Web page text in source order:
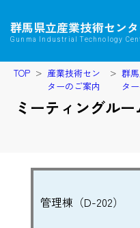
群馬県立産業技術セン
Gunma Industrial Technology
TOP
産業技術セン
ターのご案内
群
タ
ミーティングルー
管理棟（D-202）